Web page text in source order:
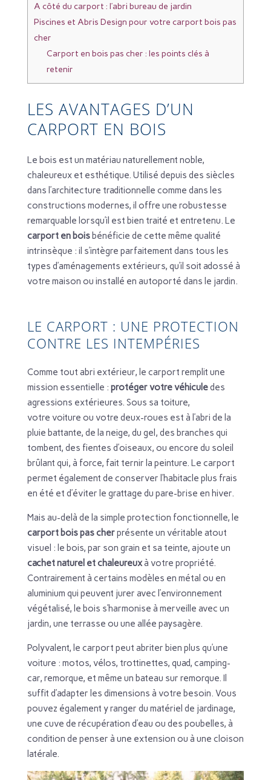
A côté du carport : l’abri bureau de jardin
Piscines et Abris Design pour votre carport bois pas
cher
Carport en bois pas cher : les points clés à
retenir
LES AVANTAGES D’UN
CARPORT EN BOIS
Le bois est un matériau naturellement noble,
chaleureux et esthétique. Utilisé depuis des siècles
dans l’architecture traditionnelle comme dans les
constructions modernes, il offre une robustesse
remarquable lorsqu’il est bien traité et entretenu. Le
carport en boisbénéficie de cette même qualité
intrinsèque : il s’intègre parfaitement dans tous les
types d’aménagements extérieurs, qu’il soit adossé à
votre maison ou installé en autoporté dans le jardin.
LE CARPORT : UNE PROTECTION
CONTRE LES INTEMPÉRIES
Comme tout abri extérieur, le carport remplit une
mission essentielle : protéger votre véhiculedes
agressions extérieures. Sous sa toiture,
votre voiture ou votre deux-roues est à l’abri de la
pluie battante, de la neige, du gel, des branches qui
tombent, des fientes d’oiseaux, ou encore du soleil
brûlant qui, à force, fait ternir la peinture. Le carport
permet également de conserver l’habitacle plus frais
en été et d’éviter le grattage du pare-brise en hiver.
Mais au-delà de la simple protection fonctionnelle, le
carport bois pas cherprésente un véritable atout
visuel : le bois, par son grain et sa teinte, ajoute un
cachet naturel et chaleureuxà votre propriété.
Contrairement à certains modèles en métal ou en
aluminium qui peuvent jurer avec l’environnement
végétalisé, le bois s’harmonise à merveille avec un
jardin, une terrasse ou une allée paysagère.
Polyvalent, le carport peut abriter bien plus qu’une
voiture : motos, vélos, trottinettes, quad, camping-
car, remorque, et même un bateau sur remorque. Il
suffit d’adapter les dimensions à votre besoin. Vous
pouvez également y ranger du matériel de jardinage,
une cuve de récupération d’eau ou des poubelles, à
condition de penser à une extension ou à une cloison
latérale.